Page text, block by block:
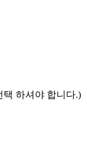
택 하셔야 합니다.)